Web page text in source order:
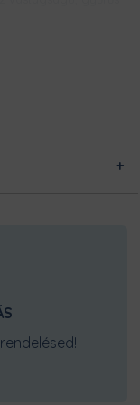
legyen egy póló
ezt a rugalmas